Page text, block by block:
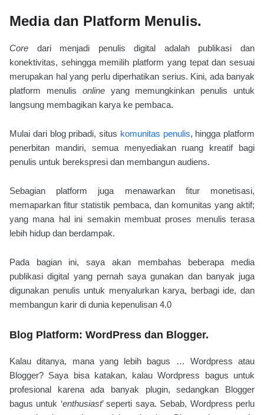
Media dan Platform Menulis.
Core dari menjadi penulis digital adalah publikasi dan
konektivitas, sehingga memilih platform yang tepat dan sesuai
merupakan hal yang perlu diperhatikan serius. Kini, ada banyak
platform menulis online yang memungkinkan penulis untuk
langsung membagikan karya ke pembaca.
Mulai dari blog pribadi, situs komunitas penulis, hingga platform
penerbitan mandiri, semua menyediakan ruang kreatif bagi
penulis untuk berekspresi dan membangun audiens.
Sebagian platform juga menawarkan fitur monetisasi,
memaparkan fitur statistik pembaca, dan komunitas yang aktif;
yang mana hal ini semakin membuat proses menulis terasa
lebih hidup dan berdampak.
Pada bagian ini, saya akan membahas beberapa media
publikasi digital yang pernah saya gunakan dan banyak juga
digunakan penulis untuk menyalurkan karya, berbagi ide, dan
membangun karir di dunia kepenulisan 4.0
Blog Platform: WordPress dan Blogger.
Kalau ditanya, mana yang lebih bagus … Wordpress atau
Blogger? Saya bisa katakan, kalau Wordpress bagus untuk
profesional karena ada banyak plugin, sedangkan Blogger
bagus untuk ‘enthusiast’ seperti saya. Sebab, Wordpress perlu